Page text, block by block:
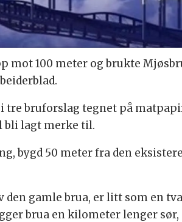
mot 100 meter og brukte
bruforslag tegnet på
bli lagt merke til.
bygd 50 meter fra den
den gamle brua, er litt som en
brua en kilometer lenger sør,